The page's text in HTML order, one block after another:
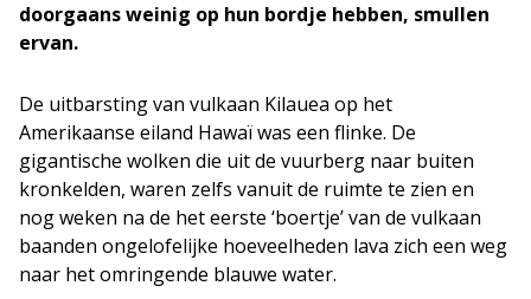
doorgaans weinig op hun bordje hebben, smullen
ervan.
De uitbarsting van vulkaan Kilauea op het
Amerikaanse eiland Hawaï was een flinke. De
gigantische wolken die uit de vuurberg naar buiten
kronkelden, waren zelfs vanuit de ruimte te zien en
nog weken na de het eerste ‘boertje’ van de vulkaan
baanden ongelofelijke hoeveelheden lava zich een weg
naar het omringende blauwe water.